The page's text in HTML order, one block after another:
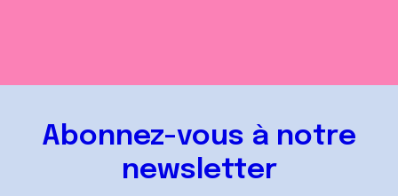
Abonnez-vous à notre
newsletter